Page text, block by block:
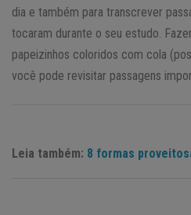
dia e também para transcrever
tocaram durante o seu estudo.
papeizinhos coloridos com cola
você pode revisitar passagens
Leia também: 8 formas